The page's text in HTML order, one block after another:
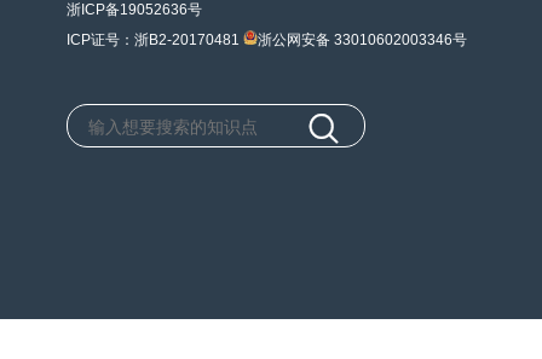
浙ICP备19052636号
ICP证号：浙B2-20170481
浙公网安备 33010602003346号